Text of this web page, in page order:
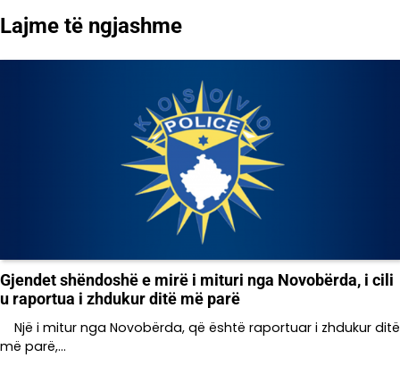
Lajme të ngjashme
Gjendet shëndoshë e mirë i mituri nga Novobërda, i cili
u raportua i zhdukur ditë më parë
Një i mitur nga Novobërda, që është raportuar i zhdukur ditë
më parë,…